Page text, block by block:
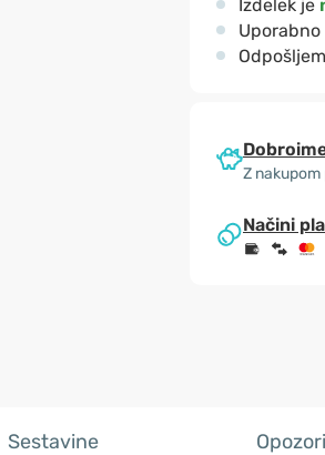
Izdelek je
Z
Načini
Sestavine